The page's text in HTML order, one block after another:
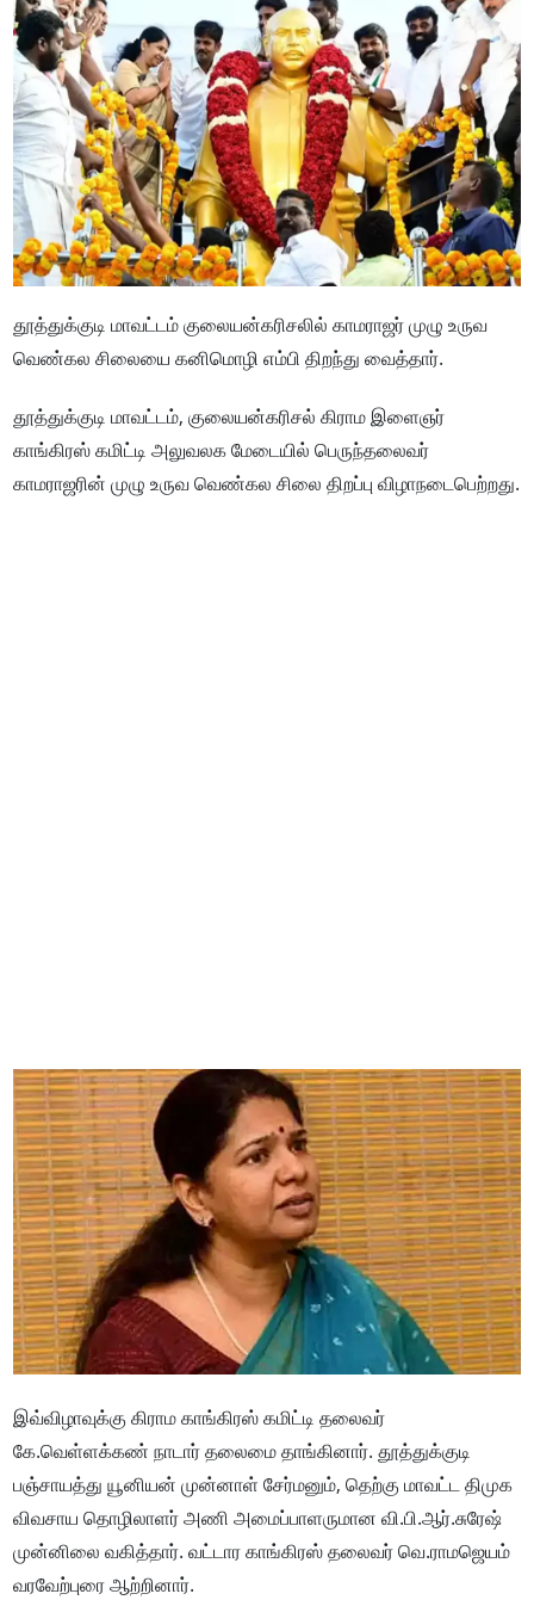
தூத்துக்குடி மாவட்டம் குலையன்கரிசலில் காமராஜர் முழு உருவ
வெண்கல சிலையை கனிமொழி எம்பி திறந்து வைத்தார்.
தூத்துக்குடி மாவட்டம், குலையன்கரிசல் கிராம இளைஞர்
காங்கிரஸ் கமிட்டி அலுவலக மேடையில் பெருந்தலைவர்
காமராஜரின் முழு உருவ வெண்கல சிலை திறப்பு விழாநடைபெற்றது.
இவ்விழாவுக்கு கிராம காங்கிரஸ் கமிட்டி தலைவர்
கே.வெள்ளக்கண் நாடார் தலைமை தாங்கினார். தூத்துக்குடி
பஞ்சாயத்து யூனியன் முன்னாள் சேர்மனும், தெற்கு மாவட்ட திமுக
விவசாய தொழிலாளர் அணி அமைப்பாளருமான வி.பி.ஆர்.சுரேஷ்
முன்னிலை வகித்தார். வட்டார காங்கிரஸ் தலைவர் வெ.ராமஜெயம்
வரவேற்புரை ஆற்றினார்.